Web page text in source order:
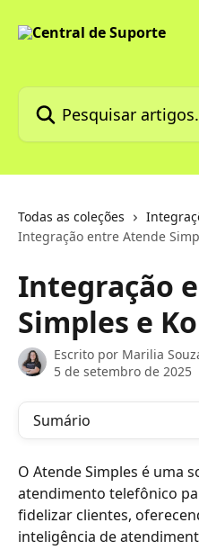
Pesquisar artigos...
Todas as coleções
Integração entre Atende
Integração
Simples e
Escrito por Marilia
5 de setembro de 2025
Sumário
O Atende Simples é uma
atendimento telefônico
fidelizar clientes,
inteligência de